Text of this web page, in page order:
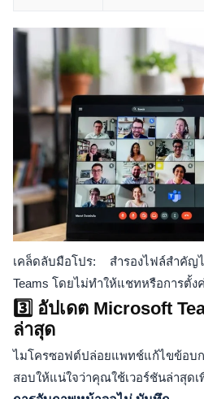
เคล็ดลับมือโปร: สำรองไฟล์สำคัญ
Teams โดยไม่ทำให้แชทหรือการตั้ง
3️⃣ อัปเดต Microsoft
ล่าสุด
ไมโครซอฟต์ปล่อยแพทช์แก้ไขข้อบ
สอบให้แน่ใจว่าคุณใช้เวอร์ชันล่าสุ